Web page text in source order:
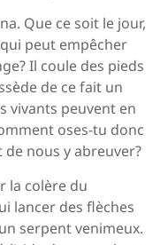
Que ce soit le jour,
peut empêcher
Il coule des pieds
de ce fait un
vivants peuvent en
oses-tu donc
de nous y abreuver?
la colère du
lancer des flèches
serpent venimeux.